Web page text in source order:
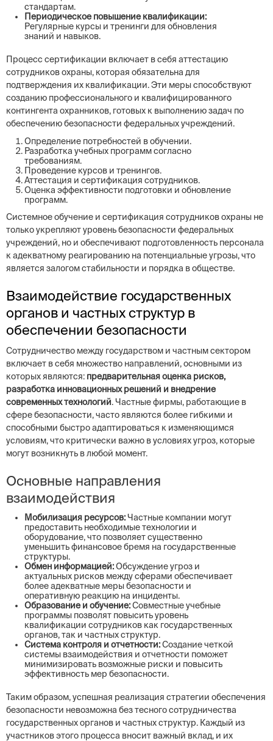
стандартам.
Периодическое повышение квалификации:
Регулярные курсы и тренинги для обновления
знаний и навыков.
Процесс сертификации включает в себя аттестацию
сотрудников охраны, которая обязательна для
подтверждения их квалификации. Эти меры способствуют
созданию профессионального и квалифицированного
контингента охранников, готовых к выполнению задач по
обеспечению безопасности федеральных учреждений.
Определение потребностей в обучении.
Разработка учебных программ согласно
требованиям.
Проведение курсов и тренингов.
Аттестация и сертификация сотрудников.
Оценка эффективности подготовки и обновление
программ.
Системное обучение и сертификация сотрудников охраны не
только укрепляют уровень безопасности федеральных
учреждений, но и обеспечивают подготовленность персонала
к адекватному реагированию на потенциальные угрозы, что
является залогом стабильности и порядка в обществе.
Взаимодействие государственных
органов и частных структур в
обеспечении безопасности
Сотрудничество между государством и частным сектором
включает в себя множество направлений, основными из
которых являются: предварительная оценка рисков,
разработка инновационных решений и внедрение
современных технологий. Частные фирмы, работающие в
сфере безопасности, часто являются более гибкими и
способными быстро адаптироваться к изменяющимся
условиям, что критически важно в условиях угроз, которые
могут возникнуть в любой момент.
Основные направления
взаимодействия
Мобилизация ресурсов:Частные компании могут
предоставить необходимые технологии и
оборудование, что позволяет существенно
уменьшить финансовое бремя на государственные
структуры.
Обмен информацией:Обсуждение угроз и
актуальных рисков между сферами обеспечивает
более адекватные меры безопасности и
оперативную реакцию на инциденты.
Образование и обучение:Совместные учебные
программы позволят повысить уровень
квалификации сотрудников как государственных
органов, так и частных структур.
Система контроля и отчетности:Создание четкой
системы взаимодействия и отчетности поможет
минимизировать возможные риски и повысить
эффективность мер безопасности.
Таким образом, успешная реализация стратегии обеспечения
безопасности невозможна без тесного сотрудничества
государственных органов и частных структур. Каждый из
участников этого процесса вносит важный вклад, и их